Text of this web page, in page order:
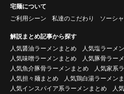
宅麺について
ご利用シーン
私達のこだわり ソーシ
解説まとめ記事から探す
人気醤油ラーメンまとめ
人気塩ラーメ
人気味噌ラーメンまとめ
人気豚骨ラー
人気魚介豚骨ラーメンまとめ
人気家系
人気担々麺まとめ
人気鶏白湯ラーメン
人気インスパイア系ラーメンまとめ
人